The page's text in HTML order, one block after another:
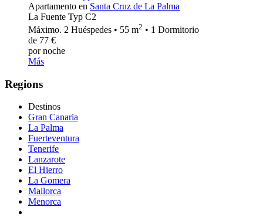
Apartamento en Santa Cruz de La Palma
La Fuente Typ C2
Máximo. 2 Huéspedes • 55 m2 • 1 Dormitorio
de 77 €
por noche
Más
Regions
Destinos
Gran Canaria
La Palma
Fuerteventura
Tenerife
Lanzarote
El Hierro
La Gomera
Mallorca
Menorca